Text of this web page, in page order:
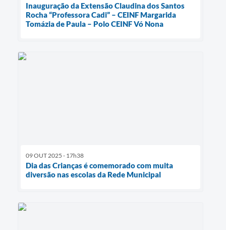
Inauguração da Extensão Claudina dos Santos
Rocha “Professora Cadi” – CEINF Margarida
Tomázia de Paula – Polo CEINF Vó Nona
09 OUT 2025 - 17h38
Dia das Crianças é comemorado com muita
diversão nas escolas da Rede Municipal